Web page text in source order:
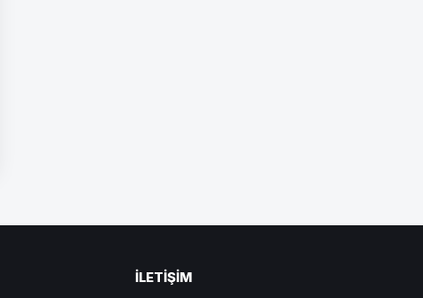
İLETIŞIM